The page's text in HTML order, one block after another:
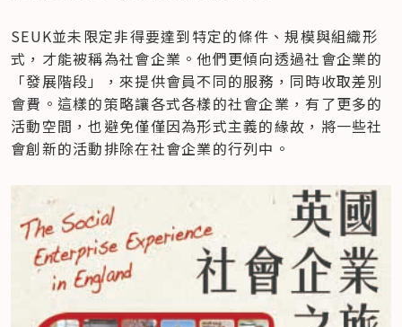
SEUK並未限定非得要達到特定的條件、規模與組織形
式，才能被稱為社會企業。他們更傾向透過社會企業的
「發展階段」，來提供會員不同的服務，同時收取差別
會費。這樣的策略讓各式各樣的社會企業，有了更多的
活動空間，也避免僅僅因為形式主義的緣故，將一些社
會創新的活動排除在社會企業的行列中。